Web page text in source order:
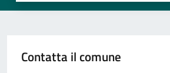
Contatta il comune